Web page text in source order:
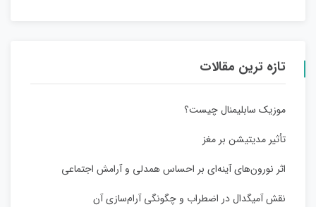
تازه ترین مقالات
موزیک سابلیمنال چیست؟
تأثیر مدیتیشن بر مغز
اثر نورون‌های آینه‌ای بر احساس همدلی و آرامش اجتماعی
نقش آمیگدال در اضطراب و چگونگی آرام‌سازی آن